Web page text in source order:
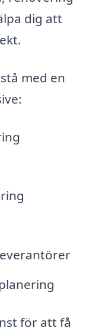
dig att
med en
för att få